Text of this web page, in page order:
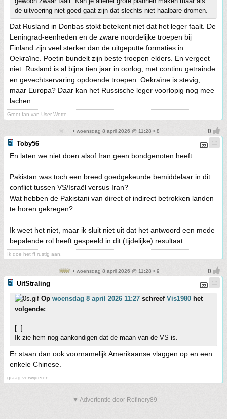
de uitvoering niet goed gaat zijn dat slechts niet haalbare dromen.
Dat Rusland in Donbas stokt betekent niet dat het leger faalt. De
Leningrad-eenheden en de zware noordelijke troepen bij
Finland zijn veel sterker dan de uitgeputte formaties in
Oekraïne. Poetin bundelt zijn beste troepen elders. En vergeet
niet: Rusland is al bijna tien jaar in oorlog, met continu getrainde
en gevechtservaring opdoende troepen. Oekraïne is stevig,
maar Europa? Daar kan het Russische leger voorlopig nog mee
lachen
Groot fan van User Wotte
• woensdag 8 april 2026 @ 11:28 • 8
Toby56
En laten we niet doen alsof Iran geen bondgenoten heeft.
Pakistan was toch een breed goedgekeurde bemiddelaar in dit
conflict tussen VS/Israël versus Iran?
Wat hebben de Pakistani van direct of indirect betrokken landen
te horen gekregen?
Ik weet het niet, maar ik sluit niet uit dat het antwoord een mede
bepalende rol heeft gespeeld in dit (tijdelijke) resultaat.
Ik doe het ff rustig aan.
• woensdag 8 april 2026 @ 11:28 • 9
UitStraling
Op woensdag 8 april 2026 11:27 schreef Vis1980 het
volgende:
[..]
Ik zie hem nog aankondigen dat de maan van de VS is.
Er staan dan ook voornamelijk Amerikaanse vlaggen op en een
enkele Chinese.
graag verwijderen
▼ Advertentie door Refinery89